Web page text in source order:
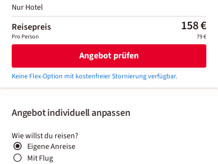
Angebot individuell anpassen
Wie willst du reisen?
Eigene Anreise
Mit Flug
Nur Hotel
Reisepreis 158 €
Pro Person 79 €
Angebot prüfen
Keine Flex-Option mit kostenfreier Stornierung verfügbar.